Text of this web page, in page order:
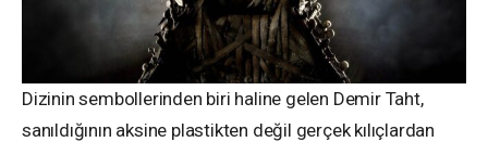
Dizinin sembollerinden biri haline gelen Demir Taht,
sanıldığının aksine plastikten değil gerçek kılıçlardan